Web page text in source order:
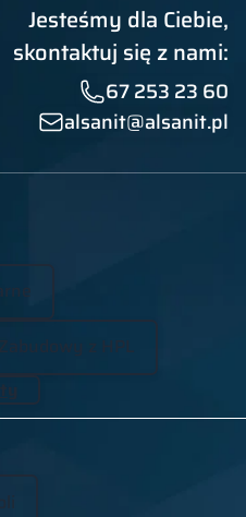
Jesteśmy dla Ciebie,
skontaktuj się z nami:
67 253 23 60
alsanit@alsanit.pl